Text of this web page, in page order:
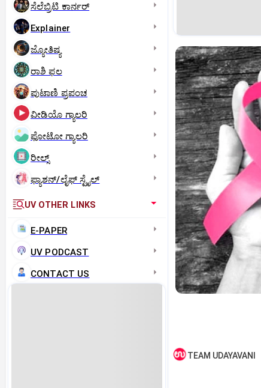
ಸೆಲೆಬ್ರಿಟಿ ಕಾರ್ನರ್‌
Explainer
ಜ್ಯೋತಿಷ್ಯ
ರಾಶಿ ಫಲ
ಪುಟಾಣಿ ಪ್ರಪಂಚ
ವೀಡಿಯೊ ಗ್ಯಾಲರಿ
ಫೋಟೋ ಗ್ಯಾಲರಿ
ರೀಲ್ಸ್
ಫ್ಯಾಶನ್/ಲೈಫ್‌ ಸ್ಟೈಲ್
UV OTHER LINKS
E-PAPER
UV PODCAST
CONTACT US
TEAM UDAYAVANI